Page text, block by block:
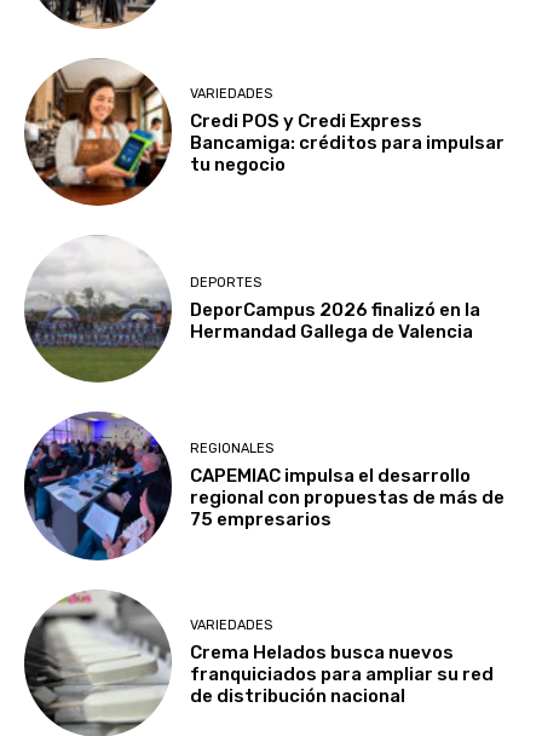
VARIEDADES
Credi POS y Credi Express
Bancamiga: créditos para impulsar
tu negocio
DEPORTES
DeporCampus 2026 finalizó en la
Hermandad Gallega de Valencia
REGIONALES
CAPEMIAC impulsa el desarrollo
regional con propuestas de más de
75 empresarios
VARIEDADES
Crema Helados busca nuevos
franquiciados para ampliar su red
de distribución nacional